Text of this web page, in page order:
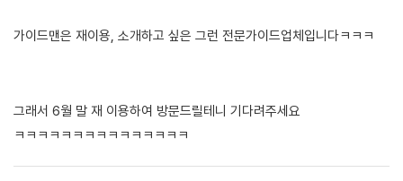
가이드맨은 재이용, 소개하고 싶은 그런 전문가이드업체입니다ㅋㅋㅋ
그래서 6월 말 재 이용하여 방문드릴테니 기다려주세요
ㅋㅋㅋㅋㅋㅋㅋㅋㅋㅋㅋㅋㅋㅋㅋ